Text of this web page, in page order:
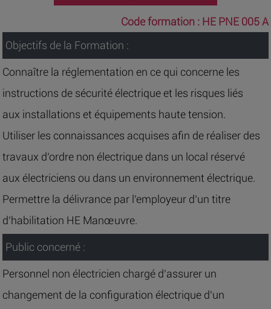
Code formation :HE PNE 005 A
Objectifs de la Formation :
Connaître la réglementation en ce qui concerne les
instructions de sécurité électrique et les risques liés
aux installations et équipements haute tension.
Utiliser les connaissances acquises afin de réaliser des
travaux d’ordre non électrique dans un local réservé
aux électriciens ou dans un environnement électrique.
Permettre la délivrance par l’employeur d’un titre
d’habilitation HE Manœuvre.
Public concerné :
Personnel non électricien chargé d’assurer un
changement de la configuration électrique d’un